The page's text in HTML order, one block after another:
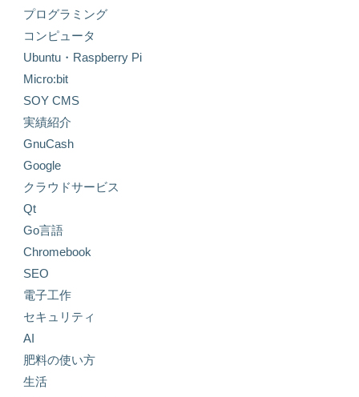
プログラミング
コンピュータ
Ubuntu・Raspberry Pi
Micro:bit
SOY CMS
実績紹介
GnuCash
Google
クラウドサービス
Qt
Go言語
Chromebook
SEO
電子工作
セキュリティ
AI
肥料の使い方
生活